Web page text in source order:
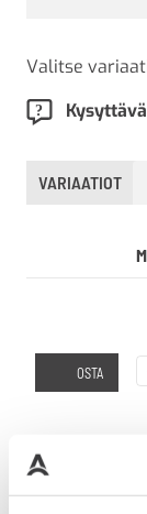
Valitse
VARIAATIOT
OSTA